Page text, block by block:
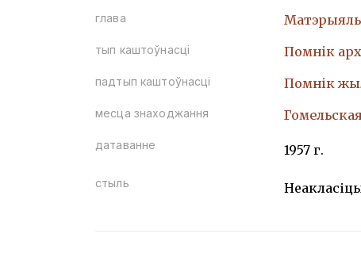
глава
тып каштоўнасці Помнiк
падтып каштоўнасці Помнiк
месца знаходжання
датаванне 1957 г.
стыль